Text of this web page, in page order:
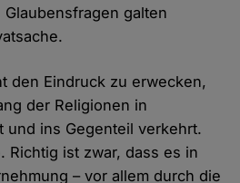
galten
den Eindruck zu erwecken,
der Religionen in
und ins Gegenteil verkehrt.
Richtig ist zwar, dass es in
– vor allem durch die